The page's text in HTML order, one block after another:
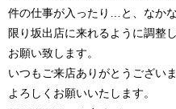
件の仕事が入ったり…と、なか
限り坂出店に来れるように調整
お願い致します。
いつもご来店ありがとうござい
よろしくお願いいたします。